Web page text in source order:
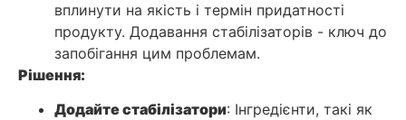
вплинути на якість і термін придатності
продукту. Додавання стабілізаторів - ключ до
запобігання цим проблемам.
Рішення:
Додайте стабілізатори: Інгредієнти, такі як